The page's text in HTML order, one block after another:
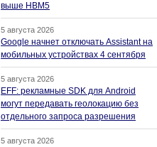
выше HBM5
5 августа 2026
Google начнет отключать Assistant на
мобильных устройствах 4 сентября
5 августа 2026
EFF: рекламные SDK для Android
могут передавать геолокацию без
отдельного запроса разрешения
5 августа 2026